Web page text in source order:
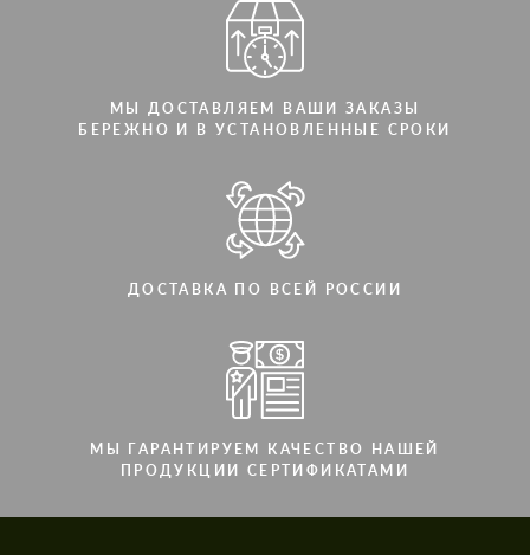
МЫ ДОСТАВЛЯЕМ ВАШИ ЗАКАЗЫ
БЕРЕЖНО И В УСТАНОВЛЕННЫЕ СРОКИ
ДОСТАВКА ПО ВСЕЙ РОССИИ
МЫ ГАРАНТИРУЕМ КАЧЕСТВО НАШЕЙ
ПРОДУКЦИИ СЕРТИФИКАТАМИ